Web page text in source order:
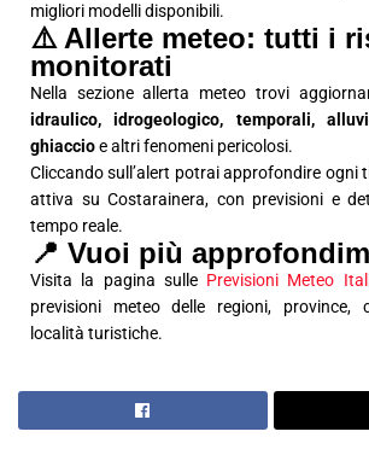
migliori modelli disponibili.
⚠️ Allerte meteo: tutti i
monitorati
Nella sezione allerta meteo trovi
idraulico, idrogeologico, temporali,
ghiaccioe altri fenomeni pericolosi.
Cliccando sull’alert potrai approfondire ogni
attiva su Costarainera, con previsioni e
tempo reale.
📍 Vuoi più
Visita la pagina sulle Previsioni Meteo
previsioni meteo delle regioni, province,
località turistiche.